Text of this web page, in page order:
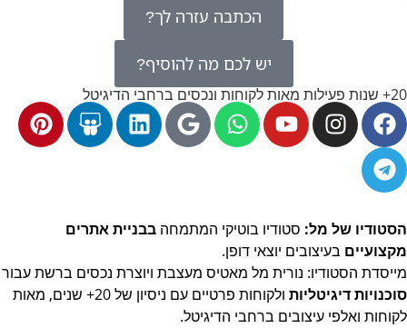
הכתבה עזרה לך?
יש לכם מה להוסיף?
20+ שנות פעילות מאות לקוחות ונכסים ברחבי הדיגיטל
הסטודיו של מל: סטודיו בוטיקי המתמחה בבניית אתרים
מקצועיים בעיצובים יוצאי דופן.
מייסדת הסטודיו: נורית מל מאטיס מעצבת ויוצרת נכסים ברשתעבור
סוכנויות דיגיטליות
ולקוחות פרטיים עם ניסיון של 20+ שנים, מאות
לקוחות ואלפי עיצובים ברחבי הדיגיטל.